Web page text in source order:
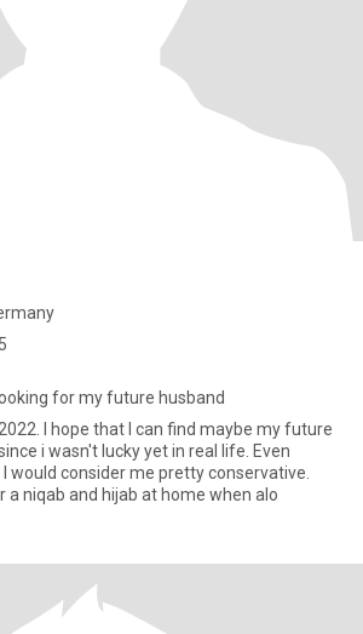
for my future husband
I hope that I can find maybe my future
i wasn't lucky yet in real life. Even
would consider me pretty conservative.
a niqab and hijab at home when alo